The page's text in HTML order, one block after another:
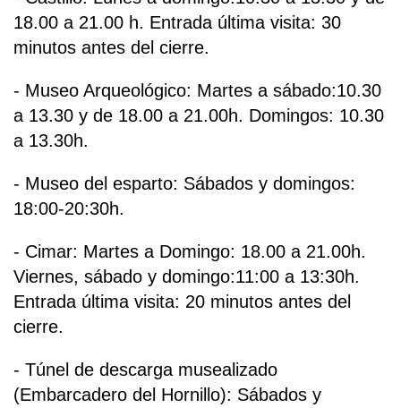
18.00 a 21.00 h. Entrada última visita: 30
minutos antes del cierre.
- Museo Arqueológico: Martes a sábado:10.30
a 13.30 y de 18.00 a 21.00h. Domingos: 10.30
a 13.30h.
- Museo del esparto: Sábados y domingos:
18:00-20:30h.
- Cimar: Martes a Domingo: 18.00 a 21.00h.
Viernes, sábado y domingo:11:00 a 13:30h.
Entrada última visita: 20 minutos antes del
cierre.
- Túnel de descarga musealizado
(Embarcadero del Hornillo): Sábados y